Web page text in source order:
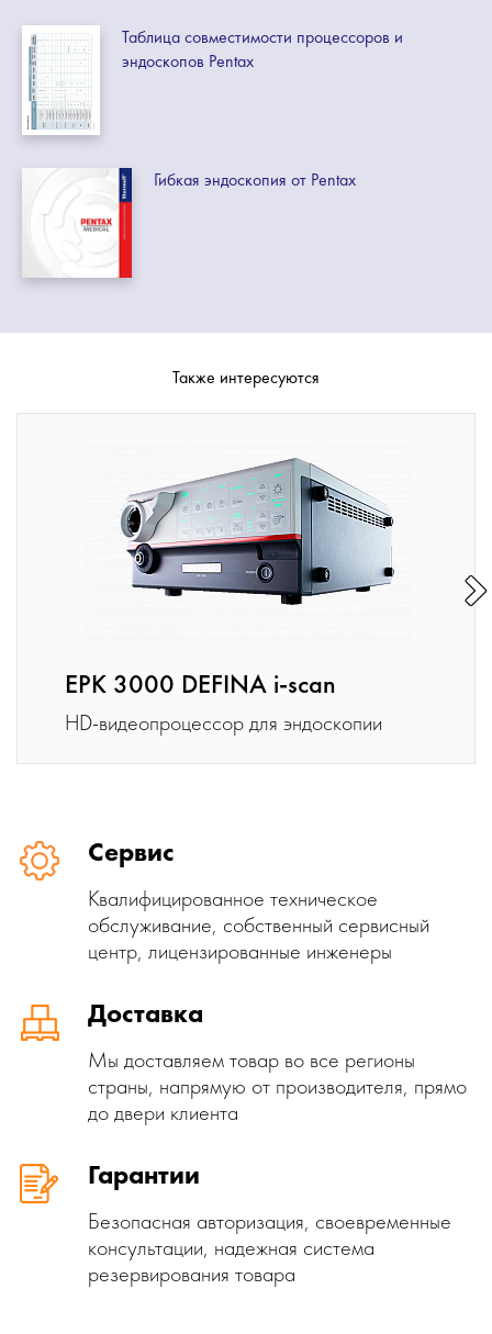
Таблица совместимости процессоров и
эндоскопов Pentax
Гибкая эндоскопия от Pentax
Также интересуются
EPK 3000 DEFINA i-scan
HD-видеопроцессор для эндоскопии
Сервис
Квалифицированное техническое
обслуживание, собственный сервисный
центр, лицензированные инженеры
Доставка
Мы доставляем товар во все регионы
страны, напрямую от производителя, прямо
до двери клиента
Гарантии
Безопасная авторизация, своевременные
консультации, надежная система
резервирования товара